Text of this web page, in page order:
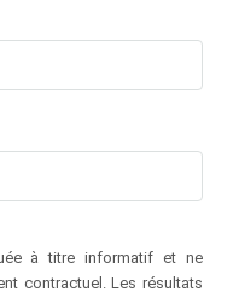
à titre informatif et ne
contractuel. Les résultats